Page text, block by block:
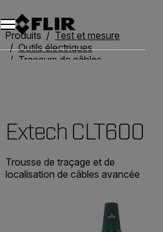
Unread messages
Modèle
Supprimer
articles
article
Ajouter au panier
Ajouté au panier
Produits
Test et mesure
Outils électriques
Traceurs de câbles
Extech CLT600
Trousse de traçage et de
localisation de câbles avancée